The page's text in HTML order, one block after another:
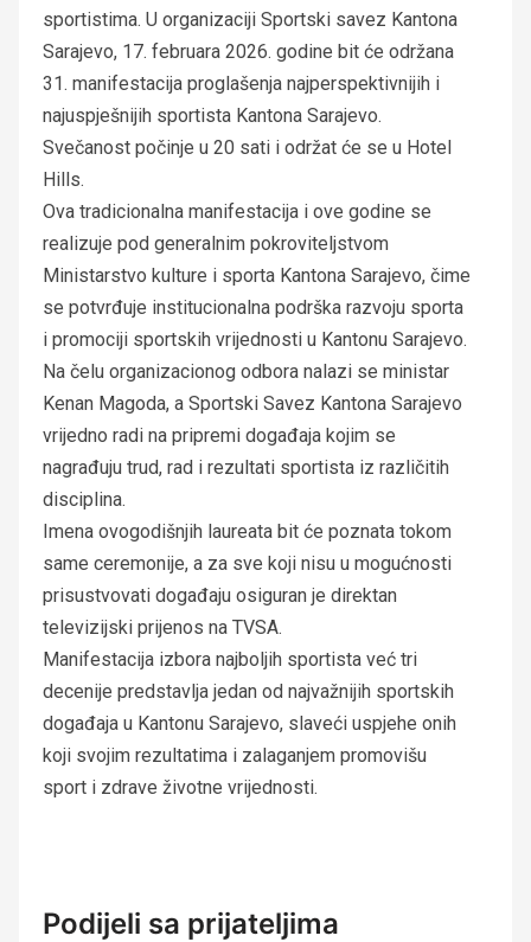
sportistima. U organizaciji Sportski savez Kantona
Sarajevo, 17. februara 2026. godine bit će održana
31. manifestacija proglašenja najperspektivnijih i
najuspješnijih sportista Kantona Sarajevo.
Svečanost počinje u 20 sati i održat će se u Hotel
Hills.
Ova tradicionalna manifestacija i ove godine se
realizuje pod generalnim pokroviteljstvom
Ministarstvo kulture i sporta Kantona Sarajevo, čime
se potvrđuje institucionalna podrška razvoju sporta
i promociji sportskih vrijednosti u Kantonu Sarajevo.
Na čelu organizacionog odbora nalazi se ministar
Kenan Magoda, a Sportski Savez Kantona Sarajevo
vrijedno radi na pripremi događaja kojim se
nagrađuju trud, rad i rezultati sportista iz različitih
disciplina.
Imena ovogodišnjih laureata bit će poznata tokom
same ceremonije, a za sve koji nisu u mogućnosti
prisustvovati događaju osiguran je direktan
televizijski prijenos na TVSA.
Manifestacija izbora najboljih sportista već tri
decenije predstavlja jedan od najvažnijih sportskih
događaja u Kantonu Sarajevo, slaveći uspjehe onih
koji svojim rezultatima i zalaganjem promovišu
sport i zdrave životne vrijednosti.
Podijeli sa prijateljima